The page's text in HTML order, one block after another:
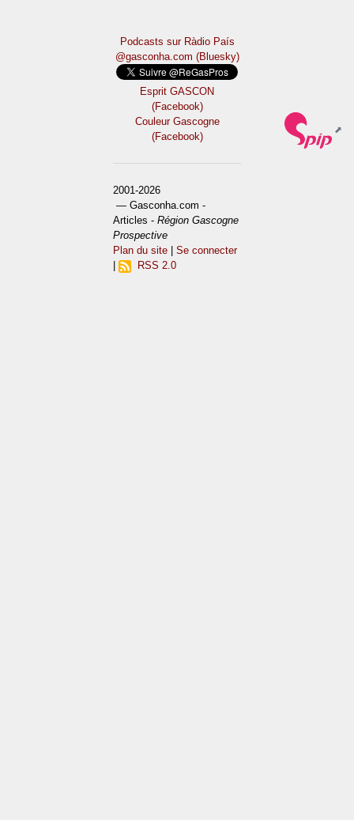
Podcasts sur Ràdio País
@gasconha.com (Bluesky)
Esprit GASCON
(Facebook)
Couleur Gascogne
(Facebook)
2001-2026
— Gasconha.com -
Articles -Région Gascogne
Prospective
Plan du site |Se connecter
|
RSS 2.0